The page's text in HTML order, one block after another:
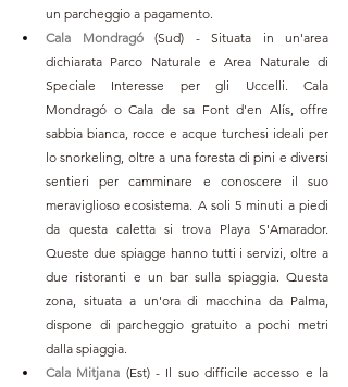
un parcheggio a pagamento.
Cala Mondragó (Sud) - Situata in un'area
dichiarata Parco Naturale e Area Naturale di
Speciale Interesse per gli Uccelli. Cala
Mondragó o Cala de sa Font d'en Alís, offre
sabbia bianca, rocce e acque turchesi ideali per
lo snorkeling, oltre a una foresta di pini e diversi
sentieri per camminare e conoscere il suo
meraviglioso ecosistema. A soli 5 minuti a piedi
da questa caletta si trova Playa S'Amarador.
Queste due spiagge hanno tutti i servizi, oltre a
due ristoranti e un bar sulla spiaggia. Questa
zona, situata a un'ora di macchina da Palma,
dispone di parcheggio gratuito a pochi metri
dalla spiaggia.
Cala Mitjana (Est) - Il suo difficile accesso e la